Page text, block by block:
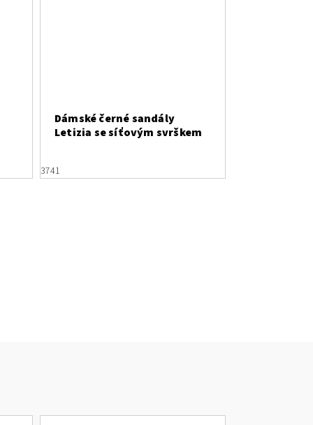
Dámské černé sandály
Letizia se síťovým svrškem
3741